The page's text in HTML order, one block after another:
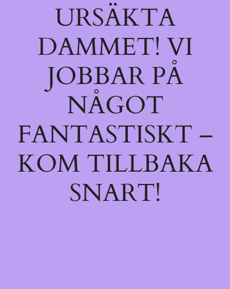
URSÄKTA
DAMMET! VI
JOBBAR PÅ
NÅGOT
FANTASTISKT –
KOM TILLBAKA
SNART!